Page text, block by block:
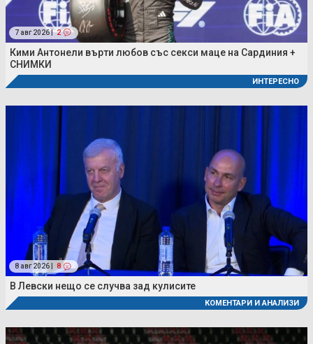
7 авг 2026 | 2
Кими Антонели върти любов със секси маце на Сардиния +
СНИМКИ
ИНТЕРЕСНО
8 авг 2026 | 8
В Левски нещо се случва зад кулисите
КОМЕНТАРИ И АНАЛИЗИ